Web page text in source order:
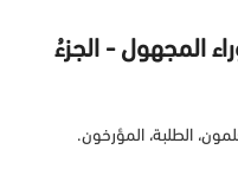
المجهول - الجزءُ
الطلبة، المؤرخون.